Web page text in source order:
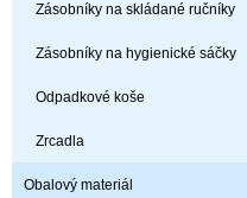
Zásobníky na skládané ručníky
Zásobníky na hygienické sáčky
Odpadkové koše
Zrcadla
Obalový materiál